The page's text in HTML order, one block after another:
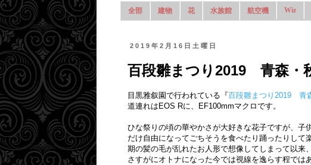
全部 建物 花 水族館 航空機 Wiz
2019年2月16日土曜日
百段雛まつり2019 青森・
目黒雅叙園で行われている『百段雛まつり2019 青
道連れはEOS Rに、EF100mmマクロです。
ひな祭りの頃の華やかさが大好きな花子ですが、
だけ自由になってごちそうを食べたり踊ったりし
期の髪の毛が乱れたお人形で想像してしまって以来
さすがにオトナになった今では視線を逸らす程で